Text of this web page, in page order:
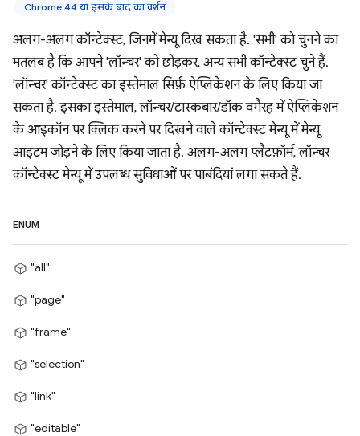
Chrome 44 या इसके बाद का वर्शन
अलग-अलग कॉन्टेक्स्ट, जिनमें मेन्यू दिख सकता है. 'सभी' को चुनने का
मतलब है कि आपने 'लॉन्चर' को छोड़कर, अन्य सभी कॉन्टेक्स्ट चुने हैं.
'लॉन्चर' कॉन्टेक्स्ट का इस्तेमाल सिर्फ़ ऐप्लिकेशन के लिए किया जा
सकता है. इसका इस्तेमाल, लॉन्चर/टास्कबार/डॉक वगैरह में ऐप्लिकेशन
के आइकॉन पर क्लिक करने पर दिखने वाले कॉन्टेक्स्ट मेन्यू में मेन्यू
आइटम जोड़ने के लिए किया जाता है. अलग-अलग प्लैटफ़ॉर्म, लॉन्चर
कॉन्टेक्स्ट मेन्यू में उपलब्ध सुविधाओं पर पाबंदियां लगा सकते हैं.
ENUM
"all"
"page"
"frame"
"selection"
"link"
"editable"